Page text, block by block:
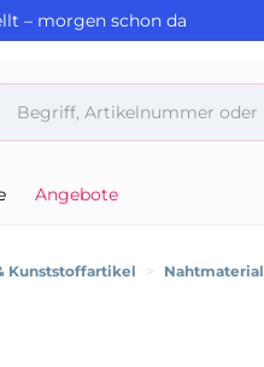
– morgen schon da
Angebote
Kunststoffartikel > Nahtmaterial